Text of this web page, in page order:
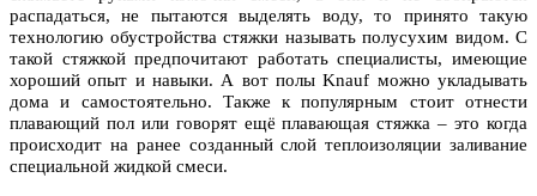
распадаться, не пытаются выделять воду, то принято такую
технологию обустройства стяжки называть полусухим видом. С
такой стяжкой предпочитают работать специалисты, имеющие
хороший опыт и навыки. А вот полы Knauf можно укладывать
дома и самостоятельно. Также к популярным стоит отнести
плавающий пол или говорят ещё плавающая стяжка – это когда
происходит на ранее созданный слой теплоизоляции заливание
специальной жидкой смеси.